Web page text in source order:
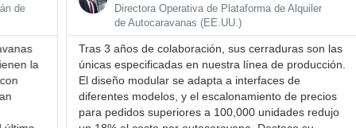
Directora Operativa de Plataforma de Alquiler
de Autocaravanas (EE.UU.)
Tras 3 años de colaboración, sus cerraduras son ​las
únicas especificadas en nuestra línea de producción.
El ​diseño modular se adapta a interfaces de
diferentes modelos, y el ​escalonamiento de precios
para pedidos superiores a 100,000 unidades redujo